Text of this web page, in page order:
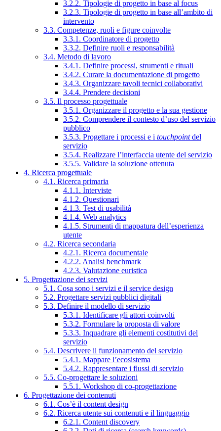
3.2.2. Tipologie di progetto in base al focus
3.2.3. Tipologie di progetto in base all’ambito di
intervento
3.3. Competenze, ruoli e figure coinvolte
3.3.1. Coordinatore di progetto
3.3.2. Definire ruoli e responsabilità
3.4. Metodo di lavoro
3.4.1. Definire processi, strumenti e rituali
3.4.2. Curare la documentazione di progetto
3.4.3. Organizzare tavoli tecnici collaborativi
3.4.4. Prendere decisioni
3.5. Il processo progettuale
3.5.1. Organizzare il progetto e la sua gestione
3.5.2. Comprendere il contesto d’uso del servizio
pubblico
3.5.3. Progettare i processi e i touchpointdel
servizio
3.5.4. Realizzare l’interfaccia utente del servizio
3.5.5. Validare la soluzione ottenuta
4. Ricerca progettuale
4.1. Ricerca primaria
4.1.1. Interviste
4.1.2. Questionari
4.1.3. Test di usabilità
4.1.4. Web analytics
4.1.5. Strumenti di mappatura dell’esperienza
utente
4.2. Ricerca secondaria
4.2.1. Ricerca documentale
4.2.2. Analisi benchmark
4.2.3. Valutazione euristica
5. Progettazione dei servizi
5.1. Cosa sono i servizi e il service design
5.2. Progettare servizi pubblici digitali
5.3. Definire il modello di servizio
5.3.1. Identificare gli attori coinvolti
5.3.2. Formulare la proposta di valore
5.3.3. Inquadrare gli elementi costitutivi del
servizio
5.4. Descrivere il funzionamento del servizio
5.4.1. Mappare l’ecosistema
5.4.2. Rappresentare i flussi di servizio
5.5. Co-progettare le soluzioni
5.5.1. Workshop di co-progettazione
6. Progettazione dei contenuti
6.1. Cos’è il content design
6.2. Ricerca utente sui contenuti e il linguaggio
6.2.1. Content discovery